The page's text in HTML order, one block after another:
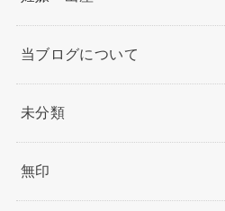
当ブログについて
未分類
無印